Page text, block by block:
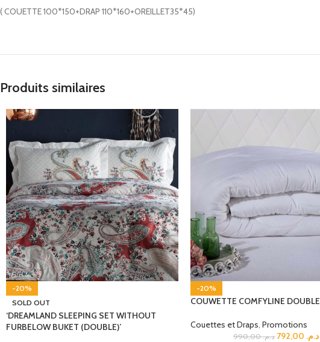
( COUETTE 100*150+DRAP 110*160+OREILLET35*45)
Produits similaires
-20%
SOLD OUT
‘DREAMLAND SLEEPING SET WITHOUT
FURBELOW BUKET (DOUBLE)’
-20%
COUWETTE COMFYLINE DOUBLE
Couettes et Draps, Promotions
د.م.990,00 د.م.